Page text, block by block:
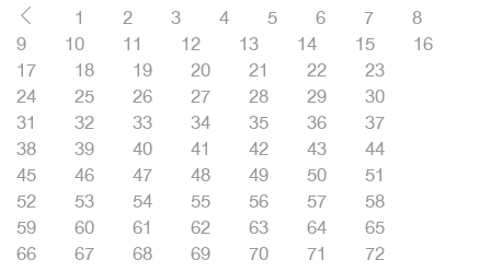
1 2 3 4 5 6 7
8
9
10 11 12 13 14 15
16
17
18 19 20 21 22
23
24
25 26 27 28 29
30
31
32 33 34 35 36
37
38
39 40 41 42 43
44
45
46 47 48 49 50
51
52
53 54 55 56 57
58
59
60 61 62 63 64
65
66
67 68 69 70 71
72